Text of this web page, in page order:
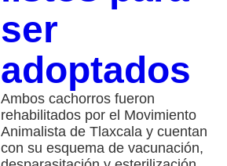
ser
adoptados
Ambos cachorros fueron
rehabilitados por el Movimiento
Animalista de Tlaxcala y cuentan
con su esquema de vacunación,